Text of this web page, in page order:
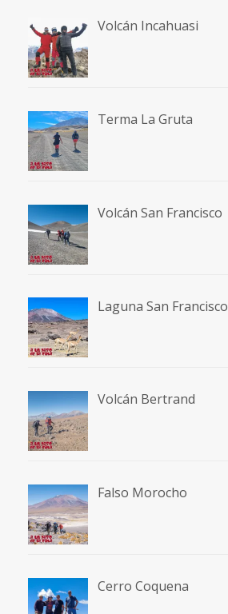
Volcán Incahuasi
Terma La Gruta
Volcán San Francisco
Laguna San Francisco
Volcán Bertrand
Falso Morocho
Cerro Coquena